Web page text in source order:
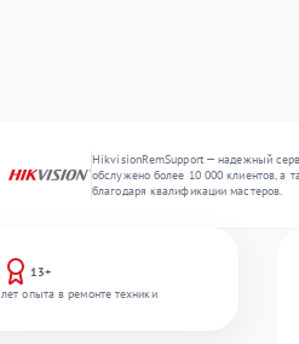
HikvisionRemSupport — надежный
обслужено более 10 000 клиентов, а
благодаря квалификации мастеров.
13+
лет опыта в ремонте техники